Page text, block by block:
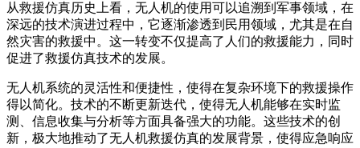
从救援仿真历史上看，无人机的使用可以追溯到军事领域，在
深远的技术演进过程中，它逐渐渗透到民用领域，尤其是在自
然灾害的救援中。这一转变不仅提高了人们的救援能力，同时
促进了救援仿真技术的发展。
无人机系统的灵活性和便捷性，使得在复杂环境下的救援操作
得以简化。技术的不断更新迭代，使得无人机能够在实时监
测、信息收集与分析等方面具备强大的功能。这些技术的创
新，极大地推动了无人机救援仿真的发展背景，使得应急响应